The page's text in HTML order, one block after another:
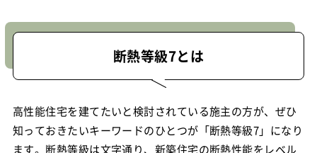
断熱等級7とは
高性能住宅を建てたいと検討されている施主の方が、ぜひ
知っておきたいキーワードのひとつが「断熱等級7」になり
ます。断熱等級は文字通り、新築住宅の断熱性能をレベル